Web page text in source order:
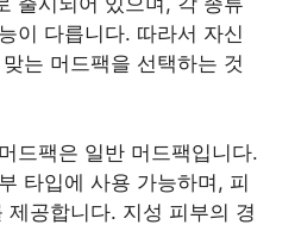
이 다릅니다. 따라서 자신
는 머드팩을 선택하는 것
드팩은 일반 머드팩입니다.
타입에 사용 가능하며, 피
공합니다. 지성 피부의 경